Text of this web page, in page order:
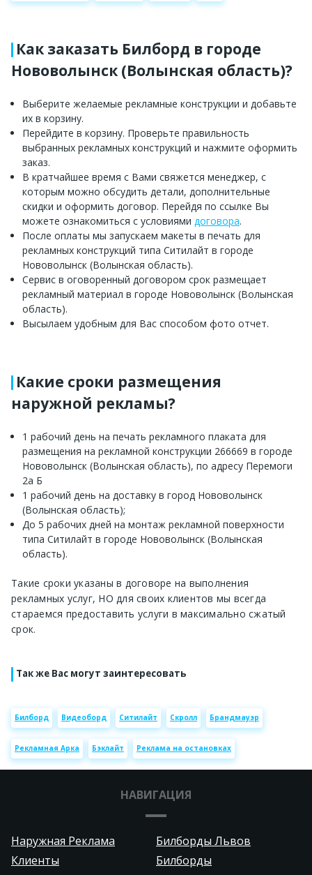
Как заказать Билборд в городе
Нововолынск (Волынская область)?
Выберите желаемые рекламные конструкции и добавьте
их в корзину.
Перейдите в корзину. Проверьте правильность
выбранных рекламных конструкций и нажмите оформить
заказ.
В кратчайшее время с Вами свяжется менеджер, с
которым можно обсудить детали, дополнительные
скидки и оформить договор. Перейдя по ссылке Вы
можете ознакомиться с условиями договора.
После оплаты мы запускаем макеты в печать для
рекламных конструкций типа Ситилайт в городе
Нововолынск (Волынская область).
Сервис в оговоренный договором срок размещает
рекламный материал в городе Нововолынск (Волынская
область).
Высылаем удобным для Вас способом фото отчет.
Какие сроки размещения
наружной рекламы?
1 рабочий день на печать рекламного плаката для
размещения на рекламной конструкции 266669 в городе
Нововолынск (Волынская область), по адресу Перемоги
2а Б
1 рабочий день на доставку в город Нововолынск
(Волынская область);
До 5 рабочих дней на монтаж рекламной поверхности
типа Ситилайт в городе Нововолынск (Волынская
область).
Такие сроки указаны в договоре на выполнения
рекламных услуг, НО для своих клиентов мы всегда
стараемся предоставить услуги в максимально сжатый
срок.
Так же Вас могут заинтересовать
Билборд Видеоборд Ситилайт Скролл Брандмауэр
Рекламная Арка Бэклайт Реклама на остановках
НАВИГАЦИЯ
Наружная Реклама
Билборды Львов
Клиенты
Билборды